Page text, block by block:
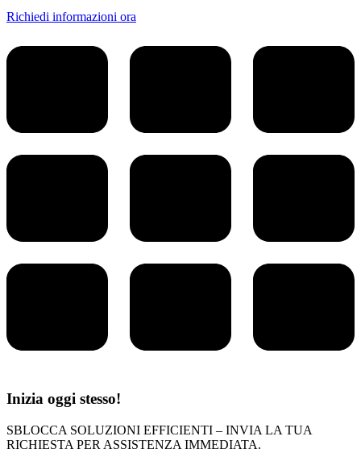
Richiedi informazioni ora
Inizia oggi stesso!
SBLOCCA SOLUZIONI EFFICIENTI – INVIA LA TUA
RICHIESTA PER ASSISTENZA IMMEDIATA.